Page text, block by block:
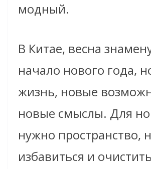
модный.
В Китае, весна
начало нового года,
жизнь, новые
новые смыслы. Для
нужно пространство,
избавиться и